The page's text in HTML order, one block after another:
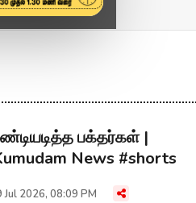
பக்தர்கள் |
News #shorts
Jul 2026, 08:09 PM